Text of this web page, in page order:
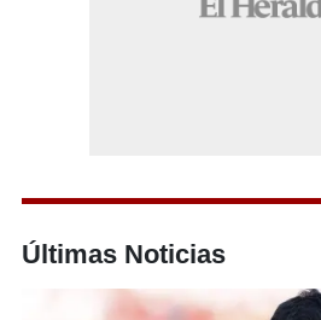
Últimas Noticias